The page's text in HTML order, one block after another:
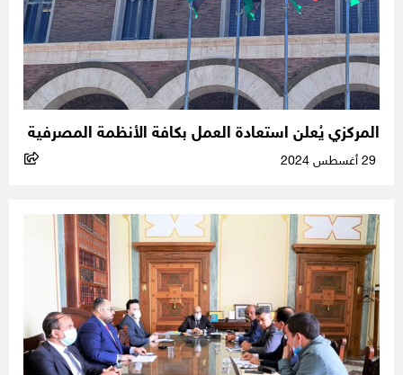
المركزي يُعلن استعادة العمل بكافة الأنظمة المصرفية